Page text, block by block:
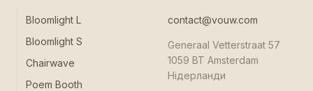
Bloomlight L
Bloomlight S
Chairwave
Poem Booth
contact@vouw.com
Generaal Vetterstraat 57
1059 BT Amsterdam
Нідерланди